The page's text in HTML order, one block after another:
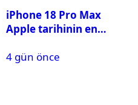
iPhone 18 Pro Max
Apple tarihinin en
4 gün önce